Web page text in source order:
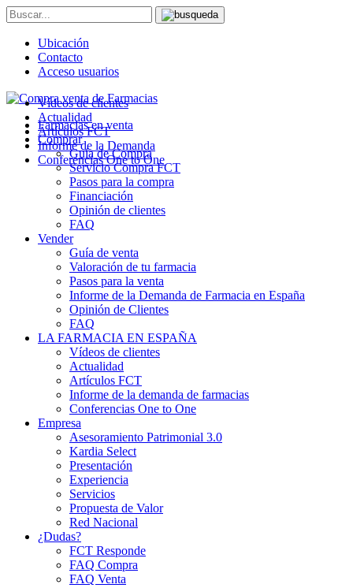
Ubicación
Contacto
Acceso usuarios
Farmacias en venta
Comprar
Guía de Compra
Servicio Compra FCT
Pasos para la compra
Financiación
Opinión de clientes
FAQ
Vender
Guía de venta
Valoración de tu farmacia
Pasos para la venta
Informe de la Demanda de Farmacia en España
Opinión de Clientes
FAQ
LA FARMACIA EN ESPAÑA
Vídeos de clientes
Actualidad
Artículos FCT
Informe de la demanda de farmacias
Conferencias One to One
Empresa
Asesoramiento Patrimonial 3.0
Kardia Select
Presentación
Experiencia
Servicios
Propuesta de Valor
Red Nacional
¿Dudas?
FCT Responde
FAQ Compra
FAQ Venta
Vídeos de clientes
Actualidad
Artículos FCT
Informe de la Demanda
Conferencias One to One